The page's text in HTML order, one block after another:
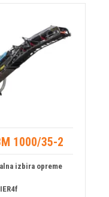
1000/35-2
izbira opreme